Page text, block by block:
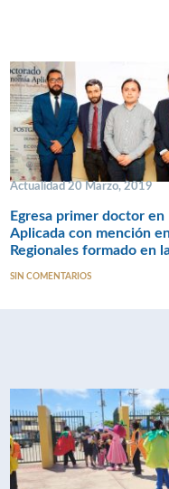
Actualidad 20 Marzo, 2019
Egresa primer doctor en
Aplicada con mención
Regionales formado en
SIN COMENTARIOS